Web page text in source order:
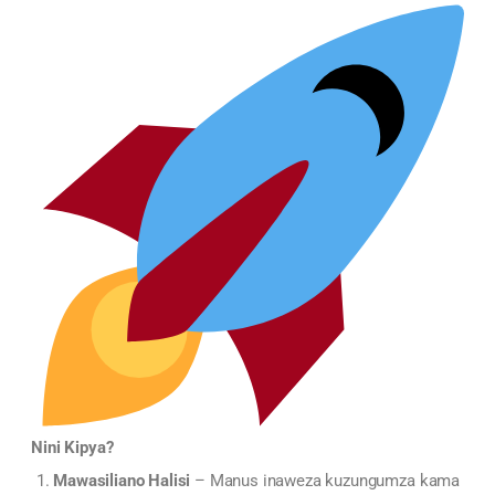
Nini Kipya?
Mawasiliano Halisi – Manus inaweza kuzungumza kama